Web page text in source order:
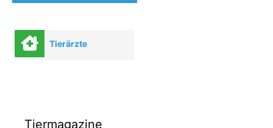
Tierärzte
Tiermagazine